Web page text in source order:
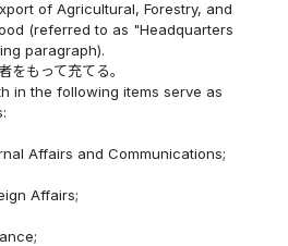
of Agricultural, Forestry, and
(referred to as "Headquarters
paragraph).
をもって充てる。
in the following items serve as
Affairs and Communications;
Affairs;